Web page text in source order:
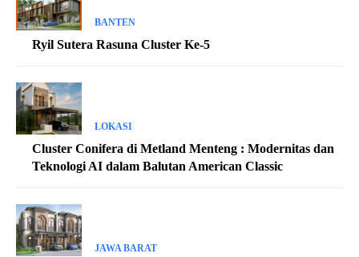
BANTEN
Ryil Sutera Rasuna Cluster Ke-5
LOKASI
Cluster Conifera di Metland Menteng : Modernitas dan
Teknologi AI dalam Balutan American Classic
JAWA BARAT